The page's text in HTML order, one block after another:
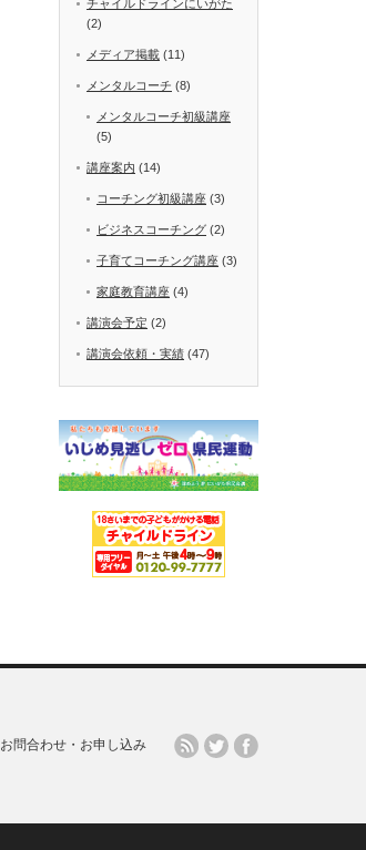
チャイルドラインにいがた
(2)
メディア掲載 (11)
メンタルコーチ (8)
メンタルコーチ初級講座
(5)
講座案内 (14)
コーチング初級講座 (3)
ビジネスコーチング (2)
子育てコーチング講座 (3)
家庭教育講座 (4)
講演会予定 (2)
講演会依頼・実績 (47)
お問合わせ・お申し込み